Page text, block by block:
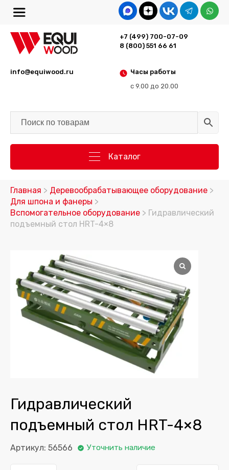
+7 (499) 700-07-09
8 (800) 551 66 61
Часы работы
с 9.00 до 20.00
info@equiwood.ru
Каталог
Главная > Деревообрабатывающее оборудование >
Для шпона и фанеры >
Вспомогательное оборудование > Гидравлический
подъемный стол HRT-4×8
Гидравлический
подъемный стол HRT-4×8
Артикул: 56566 Уточнить наличие